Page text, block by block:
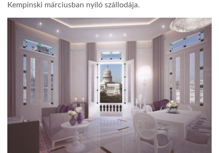
GLOBOZSARU
DOBRAVERO.HU
LATIMO.HU
GLOBOBOOK
Kempinski márciusban nyíló szállodája.